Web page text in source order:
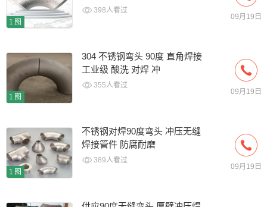
1图
398人看过
09月19日
1图
304 不锈钢弯头 90度 直角焊接
工业级 酸洗 对焊 冲
355人看过
09月19日
1图
不锈钢对焊90度弯头 冲压无缝
焊接管件 防腐耐磨
389人看过
09月19日